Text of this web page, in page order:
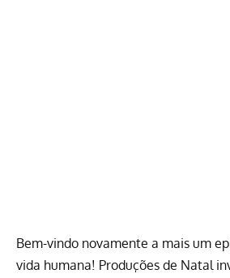
Bem-vindo novamente a mais um
vida humana! Produções de Natal